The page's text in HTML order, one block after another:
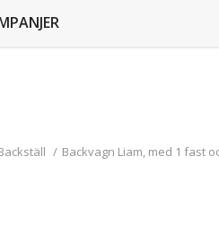
/ Backvagn Liam, med 1 fast